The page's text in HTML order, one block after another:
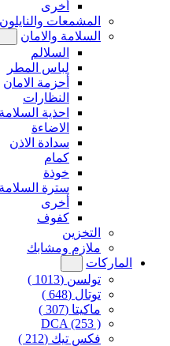
أخرى
المشمعات والنايلون
السلامة والامان
السلالم
لباس المطر
أحزمة الامان
النظارات
احذية السلامة
الاضاءة
سدادة الاذن
كمام
خوذة
سترة السلامة
أخرى
كفوف
التخزين
ملازم ومشابك
الماركات
تولسن (1013 )
توتال (648 )
ماكيتا (307 )
DCA (253 )
فكس تيك (212 )